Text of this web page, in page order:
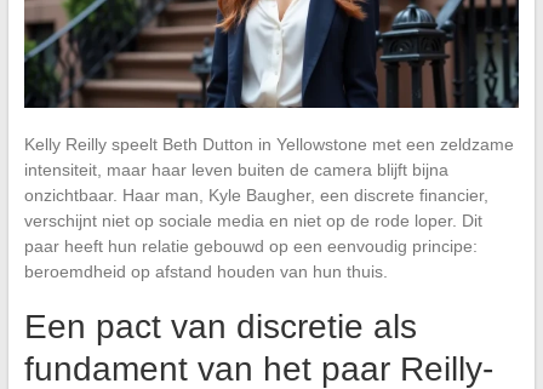
Kelly Reilly speelt Beth Dutton in Yellowstone met een zeldzame
intensiteit, maar haar leven buiten de camera blijft bijna
onzichtbaar. Haar man, Kyle Baugher, een discrete financier,
verschijnt niet op sociale media en niet op de rode loper. Dit
paar heeft hun relatie gebouwd op een eenvoudig principe:
beroemdheid op afstand houden van hun thuis.
Een pact van discretie als
fundament van het paar Reilly-